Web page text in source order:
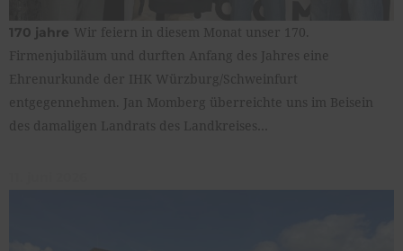
170 jahre Wir feiern in diesem Monat unser 170.
Firmenjubiläum und durften Anfang des Jahres eine
Ehrenurkunde der IHK Würzburg/Schweinfurt
entgegennehmen. Jan Momberg überreichte uns im Beisein
des damaligen Landrats des Landkreises…